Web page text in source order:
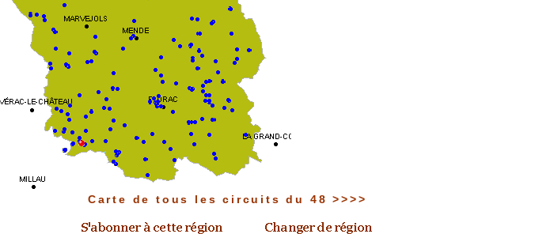
Carte de tous les circuits du 48 >>>>